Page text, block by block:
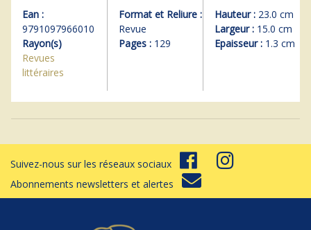
Ean :
9791097966010
Rayon(s)
Revues
littéraires
Format et Reliure :
Revue
Pages :129
Hauteur : 23.0 cm
Largeur : 15.0 cm
Epaisseur : 1.3 cm
Suivez-nous sur les réseaux sociaux
Abonnements newsletters et alertes